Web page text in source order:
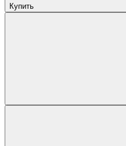
Купить